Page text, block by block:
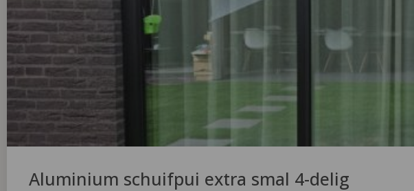
Aluminium schuifpui extra smal 4-delig